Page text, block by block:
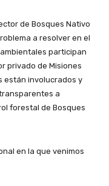
de Bosques Nativo
a resolver en el
participan
privado de Misiones
están involucrados y
a
forestal de Bosques
en la que venimos